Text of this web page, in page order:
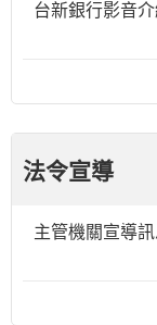
台新銀行影音介
法令宣導
主管機關宣導訊